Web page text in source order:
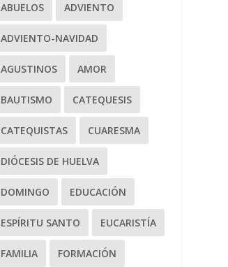
ABUELOS ADVIENTO
ADVIENTO-NAVIDAD
AGUSTINOS AMOR
BAUTISMO CATEQUESIS
CATEQUISTAS CUARESMA
DIÓCESIS DE HUELVA
DOMINGO EDUCACIÓN
ESPÍRITU SANTO EUCARISTÍA
FAMILIA FORMACIÓN